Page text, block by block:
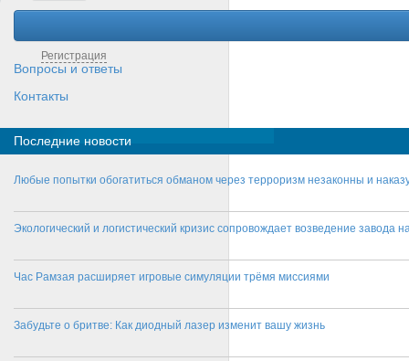
Регистрация
Вопросы и ответы
Контакты
Последние новости
Любые попытки обогатиться обманом через терроризм незаконны и
Экологический и логистический кризис сопровождает возведение завода
Час Рамзая расширяет игровые симуляции трёмя миссиями
Забудьте о бритве: Как диодный лазер изменит вашу жизнь